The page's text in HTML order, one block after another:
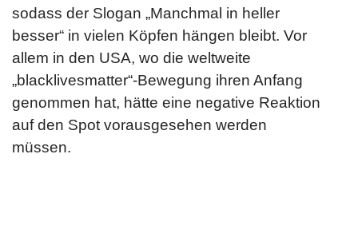
sodass der Slogan „Manchmal in heller
besser“ in vielen Köpfen hängen bleibt. Vor
allem in den USA, wo die weltweite
„blacklivesmatter“-Bewegung ihren Anfang
genommen hat, hätte eine negative Reaktion
auf den Spot vorausgesehen werden
müssen.